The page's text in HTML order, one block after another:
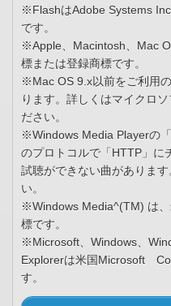
※FlashはAdobe Systems
です。
※Apple、Macintosh、Mac
標または登録商標です。
※Mac OS 9.x以前をご利用
ります。詳しくはマイクロ
ださい。
※Windows Media Playerの
のプロトコルで「HTTP」に
試聴ができない曲がありま
い。
※Windows Media^(TM) は
標です。
※Microsoft、Windows、
Explorerは米国Microsoft
す。